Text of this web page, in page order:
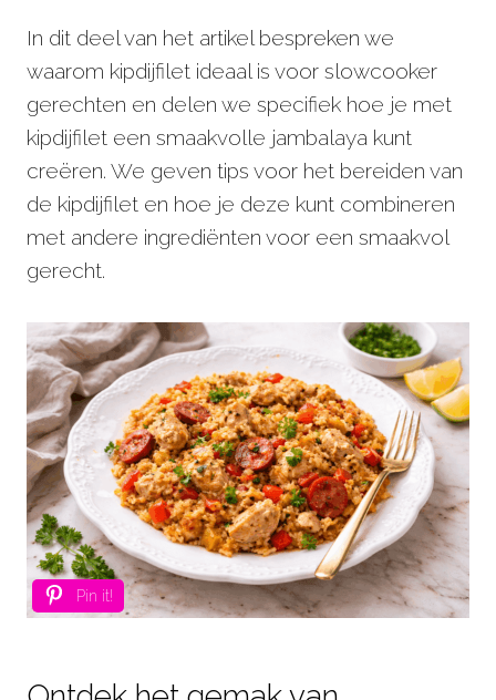
In dit deel van het artikel bespreken we
waarom kipdijfilet ideaal is voor slowcooker
gerechten en delen we specifiek hoe je met
kipdijfilet een smaakvolle jambalaya kunt
creëren. We geven tips voor het bereiden van
de kipdijfilet en hoe je deze kunt combineren
met andere ingrediënten voor een smaakvol
gerecht.
Pin it!